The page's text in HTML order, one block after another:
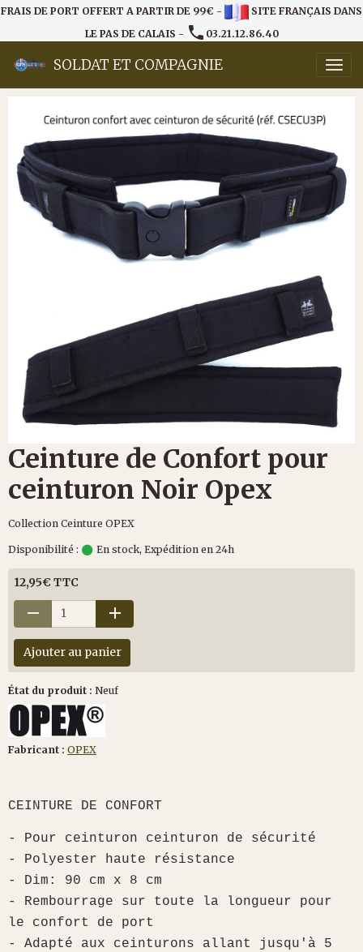
FRAIS DE PORT OFFERT A PARTIR DE 99€ -
SITE FRANÇAIS DANS
LE PAS DE CALAIS -
03.21.12.86.40
SOLDAT ET COMPAGNIE
Ceinture de Confort pour
ceinturon Noir Opex
Collection Ceinture OPEX
Disponibilité : En stock, Expédition en 24h
12,95€ TTC
Ajouter au panier
État du produit : Neuf
Fabricant : OPEX
CEINTURE DE CONFORT
- Pour ceinturon ceinturon de sécurité
- Polyester haute résistance
- Dim: 90 cm x 8 cm
- Rembourrage sur toute la longueur pour
le confort de port
- Adapté aux ceinturons allant jusqu'à 5